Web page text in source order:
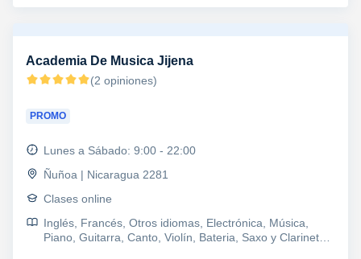
Academia De Musica Jijena
(2 opiniones)
PROMO
Lunes a Sábado: 9:00 - 22:00
Ñuñoa | Nicaragua 2281
Clases online
Inglés, Francés, Otros idiomas, Electrónica, Música,
Piano, Guitarra, Canto, Violín, Bateria, Saxo y Clarinete,